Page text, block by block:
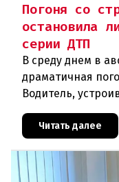
Погоня со
остановила
серии ДТП
В среду днем в
драматичная
Водитель,
скрыться от
новых
Читать далее